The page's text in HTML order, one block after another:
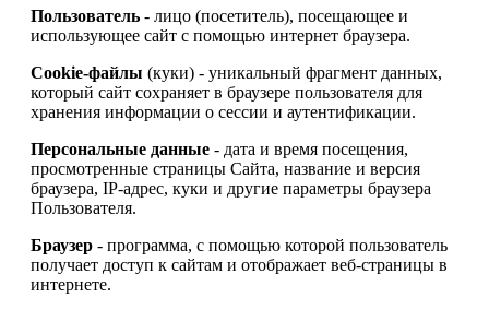
Пользователь - лицо (посетитель), посещающее и
использующее сайт с помощью интернет браузера.
Cookie-файлы (куки) - уникальный фрагмент данных,
который сайт сохраняет в браузере пользователя для
хранения информации о сессии и аутентификации.
Персональные данные - дата и время посещения,
просмотренные страницы Сайта, название и версия
браузера, IP-адрес, куки и другие параметры браузера
Пользователя.
Браузер - программа, с помощью которой пользователь
получает доступ к сайтам и отображает веб-страницы в
интернете.